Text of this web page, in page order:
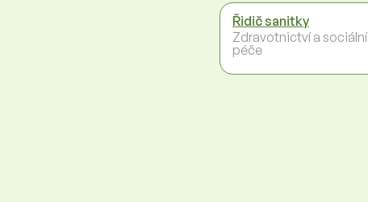
Řidič sanitky
Zdravotnictví a sociální
péče